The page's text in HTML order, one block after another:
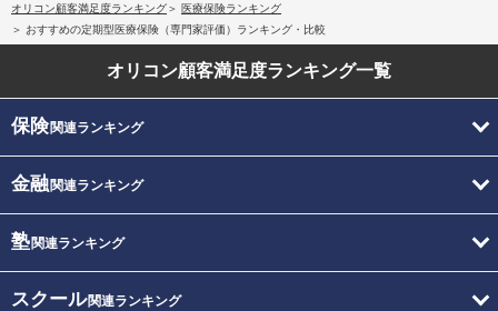
オリコン顧客満足度ランキング
医療保険ランキング
おすすめの定期型医療保険（専門家評価）ランキング・比較
オリコン顧客満足度ランキング一覧
保険関連ランキング
金融関連ランキング
塾関連ランキング
スクール関連ランキング